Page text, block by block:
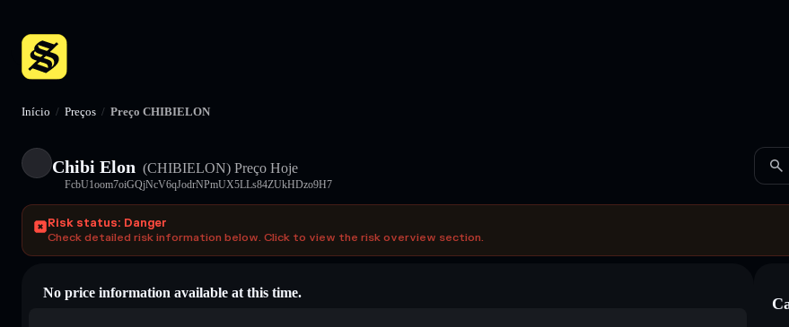
Início / Preços / Preço CHIBIELON
Chibi Elon (CHIBIELON) Preço Hoje
FcbU1oom7oiGQjNcV6qJodrNPmUX5LLs84ZUkHDzo9H7
Risk status: Danger
Check detailed risk information below. Click to view the risk overview section.
No price information available at this time.